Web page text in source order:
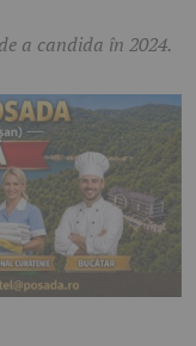
a candida în 2024.